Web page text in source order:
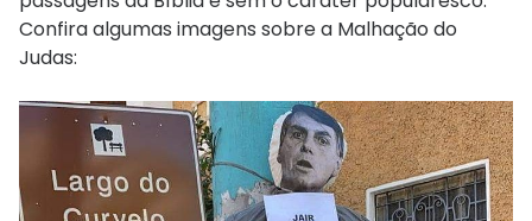
Confira algumas imagens sobre a Malhação do
Judas: